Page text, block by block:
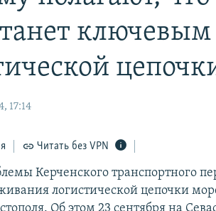
17:14
Читать без VPN
Керченского транспортного
логистической цепочки